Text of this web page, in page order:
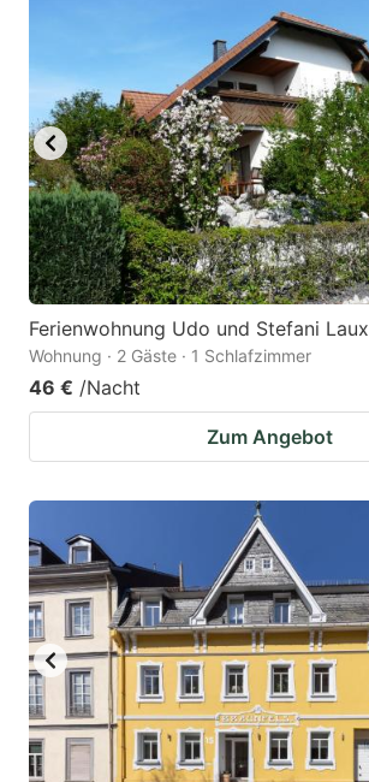
Ferienwohnung Udo und Stefani Laux
Wohnung · 2 Gäste · 1 Schlafzimmer
46 € /Nacht
Zum Angebot